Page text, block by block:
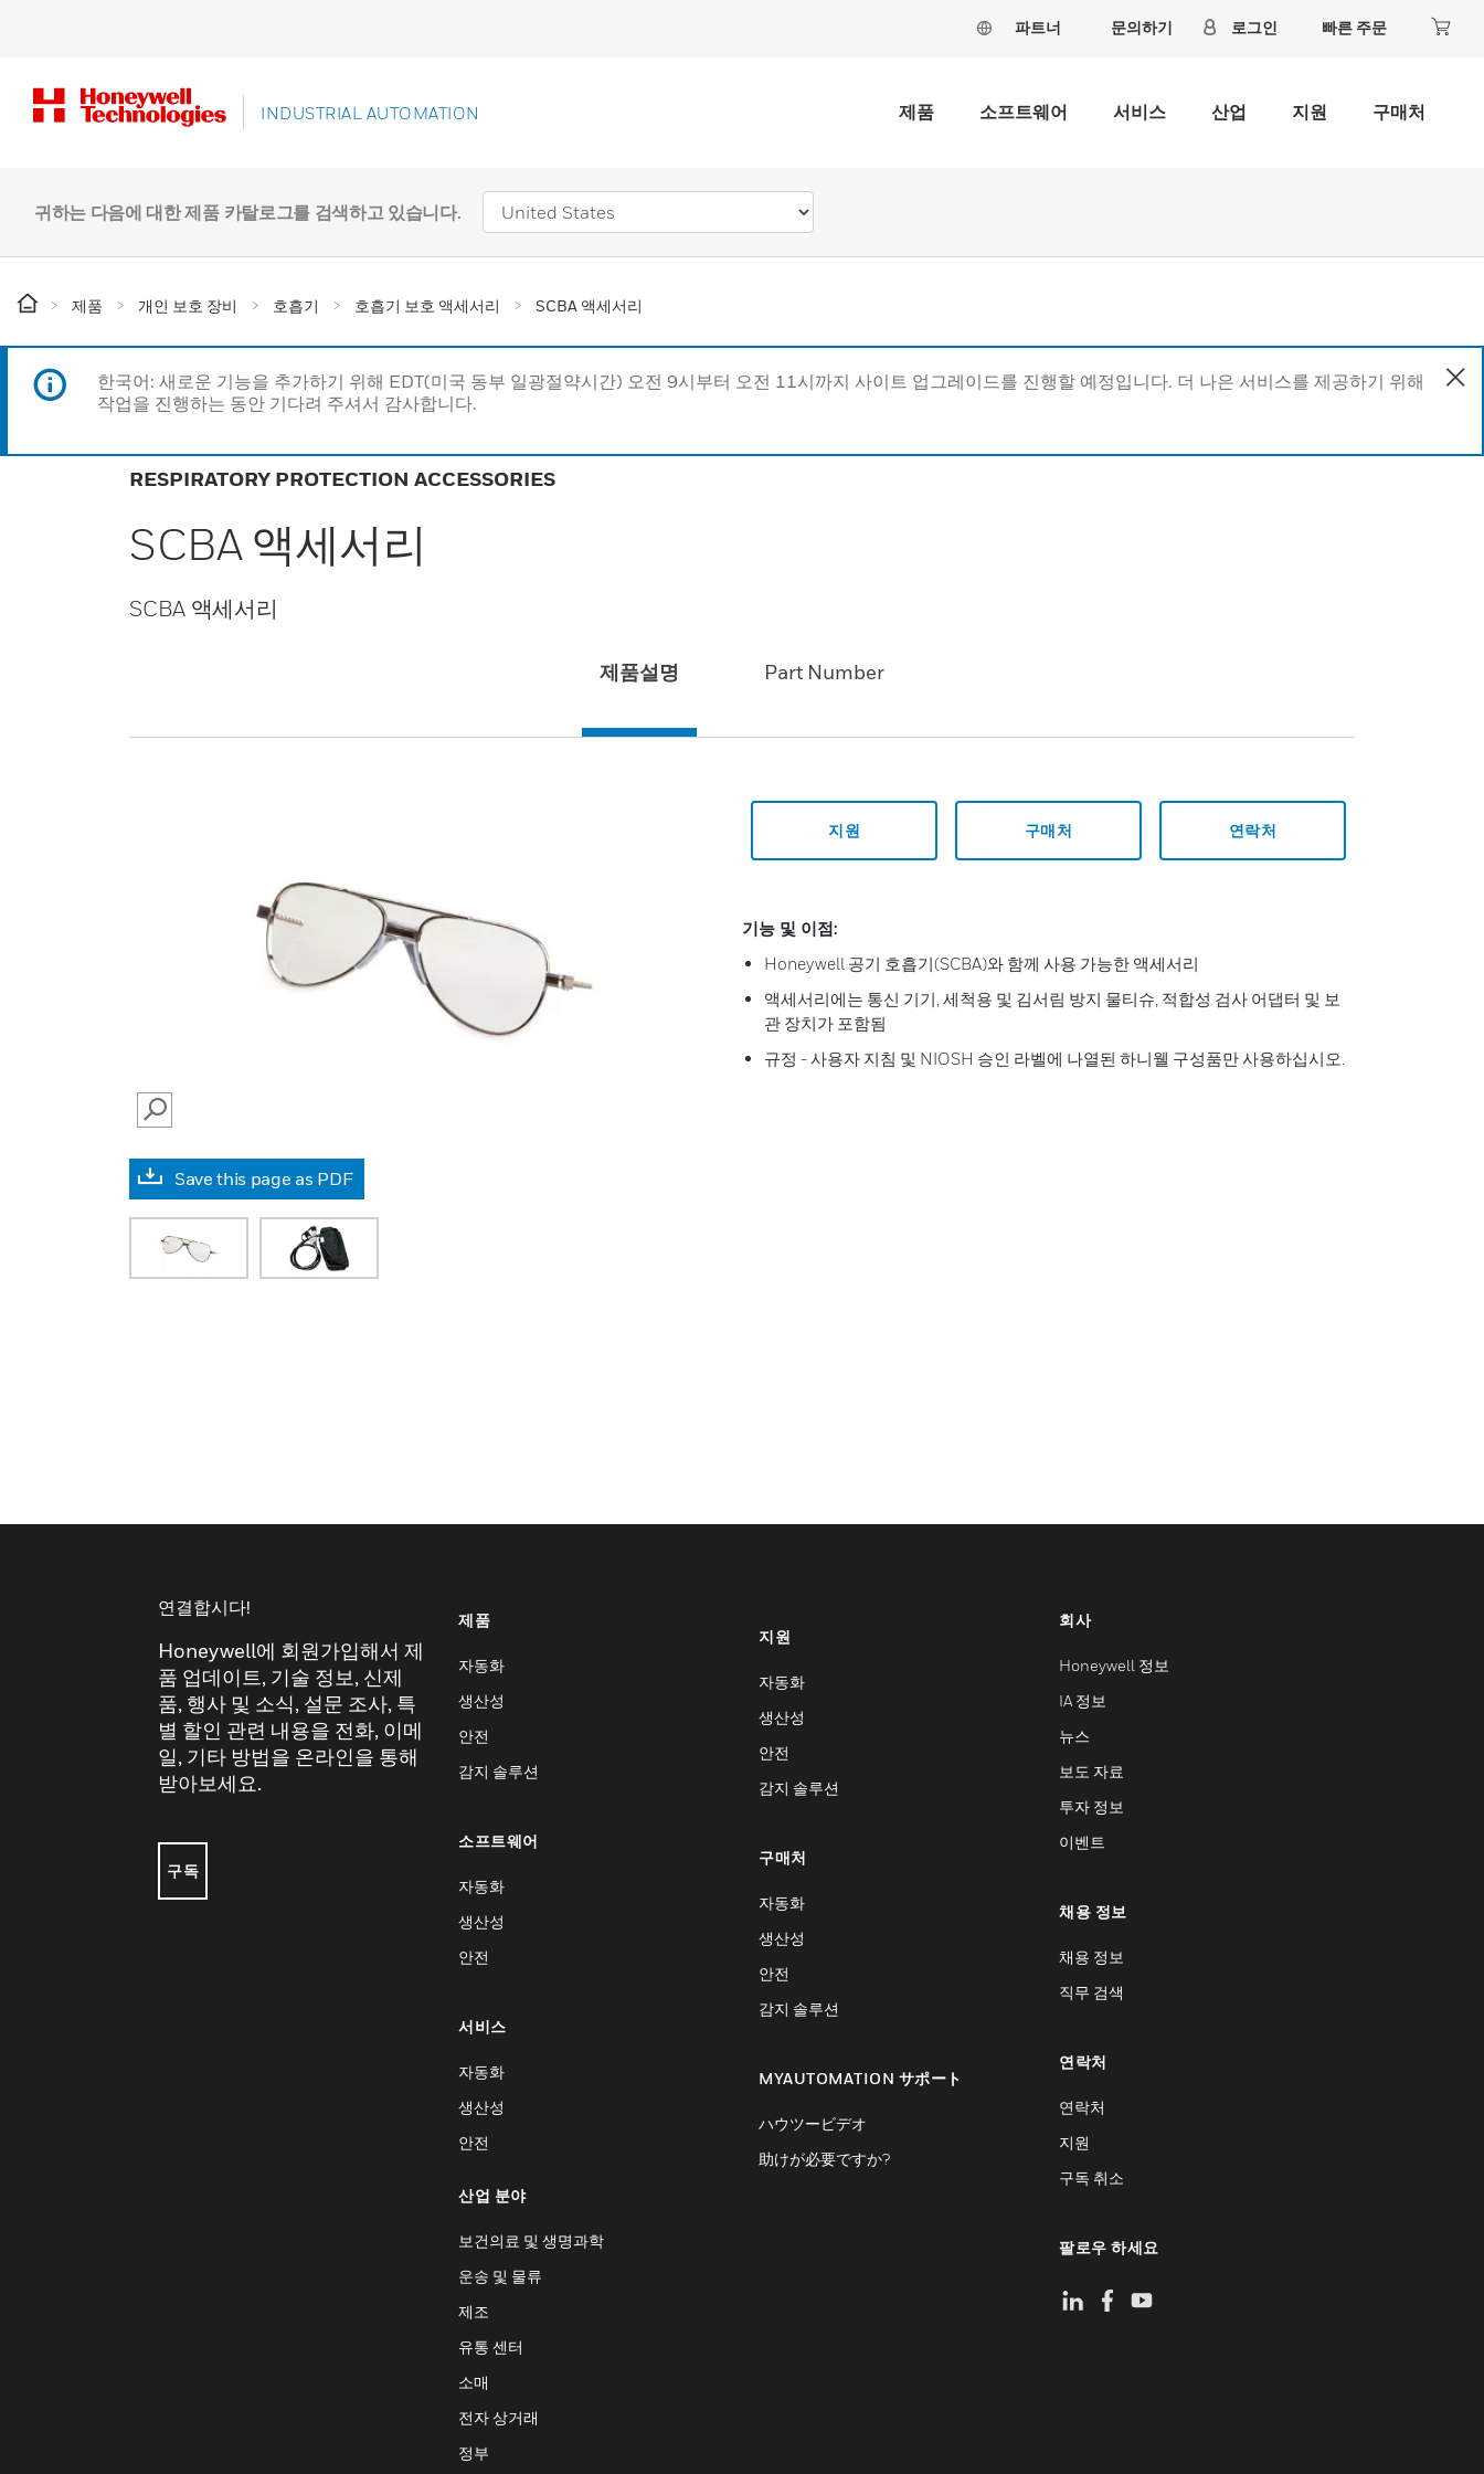
파트너 문의하기 로그인 빠른 주문
INDUSTRIAL AUTOMATION 제품 소프트웨어 서비스 산업 지원 구매처
귀하는 다음에 대한 제품 카탈로그를 검색하고 있습니다.
제품 개인 보호 장비 호흡기 호흡기 보호 액세서리 SCBA 액세서리
한국어: 새로운 기능을 추가하기 위해 EDT(미국 동부 일광절약시간) 오전 9시부터 오전 11시까지 사이트 업그레이드를 진행할 예정입니다. 더 나은 서비스를 제공하기 위해
작업을 진행하는 동안 기다려 주셔서 감사합니다.
RESPIRATORY PROTECTION ACCESSORIES
SCBA 액세서리
SCBA 액세서리
제품설명 Part Number
SEARCH
Save this page as PDF
지원 구매처 연락처
기능 및 이점:
Honeywell 공기 호흡기(SCBA)와 함께 사용 가능한 액세서리
액세서리에는 통신 기기, 세척용 및 김서림 방지 물티슈, 적합성 검사 어댑터 및 보
관 장치가 포함됨
규정 - 사용자 지침 및 NIOSH 승인 라벨에 나열된 하니웰 구성품만 사용하십시오.
연결합시다!
Honeywell에 회원가입해서 제
품 업데이트, 기술 정보, 신제
품, 행사 및 소식, 설문 조사, 특
별 할인 관련 내용을 전화, 이메
일, 기타 방법을 온라인을 통해
받아보세요.
구독
제품
자동화
생산성
안전
감지 솔루션
소프트웨어
자동화
생산성
안전
서비스
자동화
생산성
안전
산업 분야
보건의료 및 생명과학
운송 및 물류
제조
유통 센터
소매
전자 상거래
정부
지원
자동화
생산성
안전
감지 솔루션
구매처
자동화
생산성
안전
감지 솔루션
MYAUTOMATION サポート
ハウツービデオ
助けが必要ですか?
회사
Honeywell 정보
IA 정보
뉴스
보도 자료
투자 정보
이벤트
채용 정보
채용 정보
직무 검색
연락처
연락처
지원
구독 취소
팔로우 하세요